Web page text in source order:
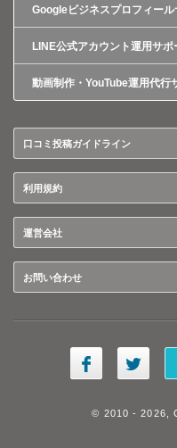
Googleビジネスプロフィール
LINE公式アカウント運用サポ
動画制作・YouTube運用代行
口コミ投稿ガイドライン
利用規約
運営会社
お問い合わせ
© 2010 - 2026,